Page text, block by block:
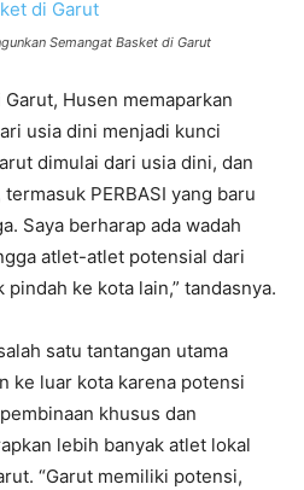
Semangat Basket di Garut
Husen memaparkan
usia dini menjadi kunci
dimulai dari usia dini, dan
PERBASI yang baru
Saya berharap ada wadah
atlet-atlet potensial dari
ke kota lain,” tandasnya.
satu tantangan utama
ke luar kota karena potensi
khusus dan
lebih banyak atlet lokal
“Garut memiliki potensi,